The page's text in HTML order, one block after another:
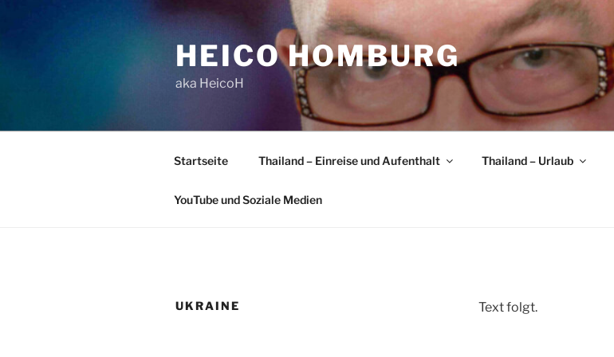
HEICO HOMBURG
aka HeicoH
Startseite Thailand – Einreise und Aufenthalt Thailand – Urlaub
YouTube und Soziale Medien
UKRAINE Text folgt.